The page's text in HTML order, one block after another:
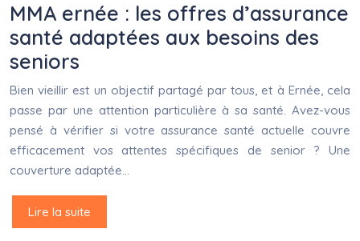
MMA ernée : les offres d’assurance
santé adaptées aux besoins des
seniors
Bien vieillir est un objectif partagé par tous, et à Ernée, cela
passe par une attention particulière à sa santé. Avez-vous
pensé à vérifier si votre assurance santé actuelle couvre
efficacement vos attentes spécifiques de senior ? Une
couverture adaptée…
Lire la suite